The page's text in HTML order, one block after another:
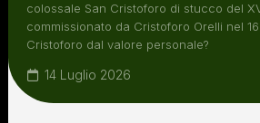
colossale San Cristoforo di stucco del
commissionato da Cristoforo Orelli nel
Cristoforo dal valore personale?
14 Luglio 2026